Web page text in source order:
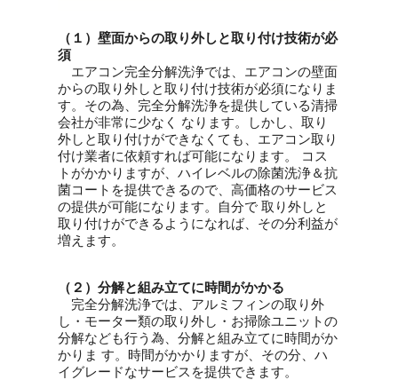
（１）壁面からの取り外しと取り付け技術が必
須
エアコン完全分解洗浄では、エアコンの壁面
からの取り外しと取り付け技術が必須になりま
す。その為、完全分解洗浄を提供している清掃
会社が非常に少なく なります。しかし、取り
外しと取り付けができなくても、エアコン取り
付け業者に依頼すれば可能になります。 コス
トがかかりますが、ハイレベルの除菌洗浄＆抗
菌コートを提供できるので、高価格のサービス
の提供が可能になります。自分で 取り外しと
取り付けができるようになれば、その分利益が
増えます。
（２）分解と組み立てに時間がかかる
完全分解洗浄では、アルミフィンの取り外
し・モーター類の取り外し・お掃除ユニットの
分解なども行う為、分解と組み立てに時間がか
かりま す。時間がかかりますが、その分、ハ
イグレードなサービスを提供できます。